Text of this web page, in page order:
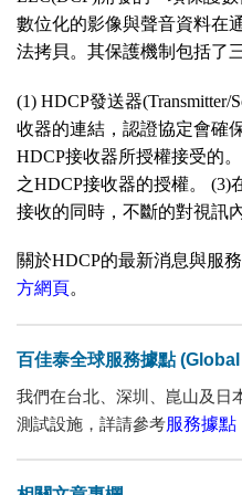
數位化的影像與聲音資料在
法拷貝。其保護機制包括了
(1) HDCP發送器
收器的連結，認證協定會確
HDCP接收器所授權接受的
之HDCP接收器的授權。 (3)
接收的同時，不斷的對視訊
關於HDCP的最新消息與服
方網頁。
百佳泰全球服務據點
我們在台北、深圳、崑山及日
測試設施，詳請參考服務據點